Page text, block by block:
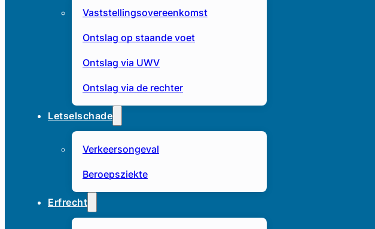
Vaststellingsovereenkomst
Ontslag op staande voet
Ontslag via UWV
Ontslag via de rechter
Letselschade
Verkeersongeval
Beroepsziekte
Erfrecht